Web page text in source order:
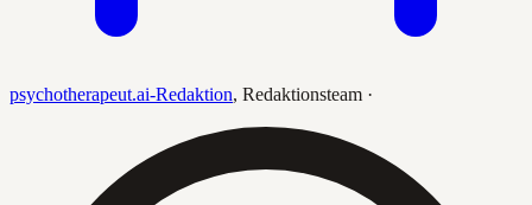
psychotherapeut.ai-Redaktion, Redaktionsteam ·